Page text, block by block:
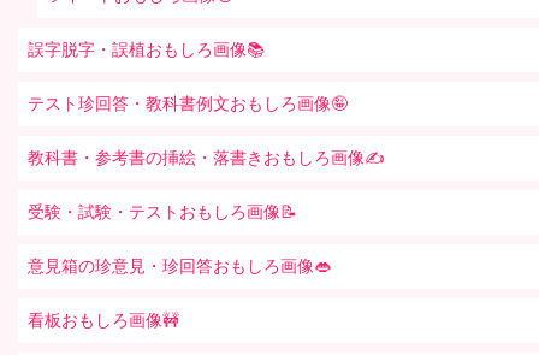
誤字脱字・誤植おもしろ画像📚
テスト珍回答・教科書例文おもしろ画像🤪
教科書・参考書の挿絵・落書きおもしろ画像✍️
受験・試験・テストおもしろ画像📝
意見箱の珍意見・珍回答おもしろ画像👄
看板おもしろ画像🚧